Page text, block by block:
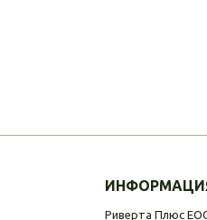
Риверта Плюс